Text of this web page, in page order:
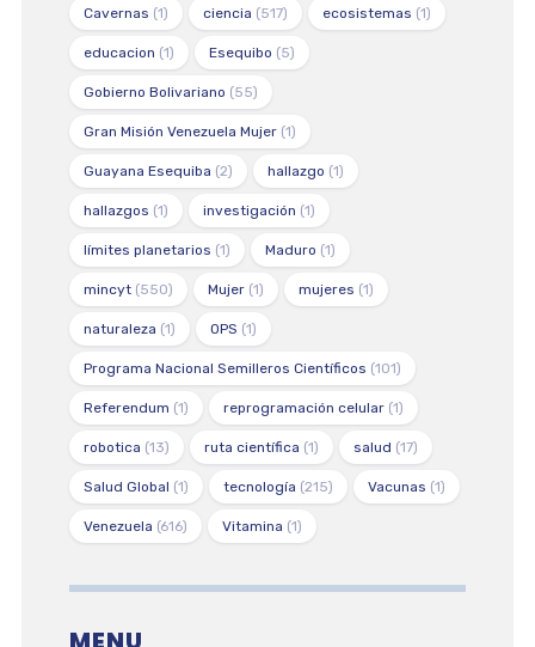
Cavernas (1) ciencia (517) ecosistemas (1)
educacion (1) Esequibo (5)
Gobierno Bolivariano (55)
Gran Misión Venezuela Mujer(1)
Guayana Esequiba (2) hallazgo (1)
hallazgos (1) investigación (1)
límites planetarios (1) Maduro (1)
mincyt(550) Mujer(1) mujeres (1)
naturaleza (1) OPS (1)
Programa Nacional Semilleros Científicos (101)
Referendum (1) reprogramación celular(1)
robotica (13) ruta científica (1) salud (17)
Salud Global (1) tecnología (215) Vacunas (1)
Venezuela (616) Vitamina (1)